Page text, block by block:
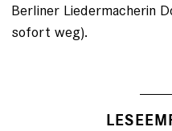
Berliner Liedermacherin
sofort weg).